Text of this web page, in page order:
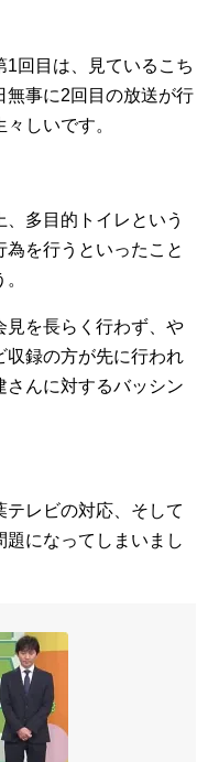
1回目は、見ているこち
無事に2回目の放送が行
しいです。
多目的トイレという
を行うといったこと
見を長らく行わず、や
収録の方が先に行われ
んに対するバッシン
レビの対応、そして
になってしまいまし